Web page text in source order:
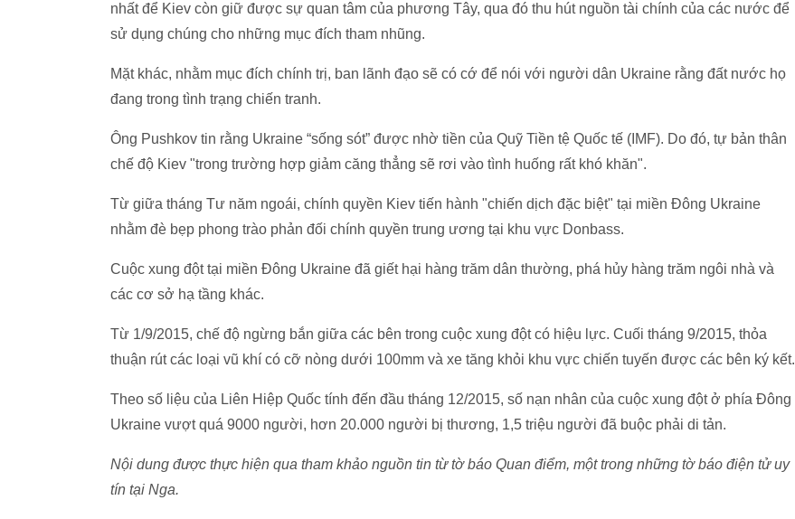
nhất để Kiev còn giữ được sự quan tâm của phương Tây, qua đó thu hút nguồn tài chính của các nước để
sử dụng chúng cho những mục đích tham nhũng.
Mặt khác, nhằm mục đích chính trị, ban lãnh đạo sẽ có cớ để nói với người dân Ukraine rằng đất nước họ
đang trong tình trạng chiến tranh.
Ông Pushkov tin rằng Ukraine “sống sót” được nhờ tiền của Quỹ Tiền tệ Quốc tế (IMF). Do đó, tự bản thân
chế độ Kiev "trong trường hợp giảm căng thẳng sẽ rơi vào tình huống rất khó khăn".
Từ giữa tháng Tư năm ngoái, chính quyền Kiev tiến hành "chiến dịch đặc biệt" tại miền Đông Ukraine
nhằm đè bẹp phong trào phản đối chính quyền trung ương tại khu vực Donbass.
Cuộc xung đột tại miền Đông Ukraine đã giết hại hàng trăm dân thường, phá hủy hàng trăm ngôi nhà và
các cơ sở hạ tầng khác.
Từ 1/9/2015, chế độ ngừng bắn giữa các bên trong cuộc xung đột có hiệu lực. Cuối tháng 9/2015, thỏa
thuận rút các loại vũ khí có cỡ nòng dưới 100mm và xe tăng khỏi khu vực chiến tuyến được các bên ký kết.
Theo số liệu của Liên Hiệp Quốc tính đến đầu tháng 12/2015, số nạn nhân của cuộc xung đột ở phía Đông
Ukraine vượt quá 9000 người, hơn 20.000 người bị thương, 1,5 triệu người đã buộc phải di tản.
Nội dung được thực hiện qua tham khảo nguồn tin từ tờ báo Quan điểm, một trong những tờ báo điện tử uy
tín tại Nga.